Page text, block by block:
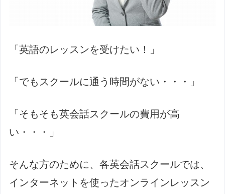
「英語のレッスンを受けたい！」
「でもスクールに通う時間がない・・・」
「そもそも英会話スクールの費用が高
い・・・」
そんな方のために、各英会話スクールでは、
インターネットを使ったオンラインレッスン